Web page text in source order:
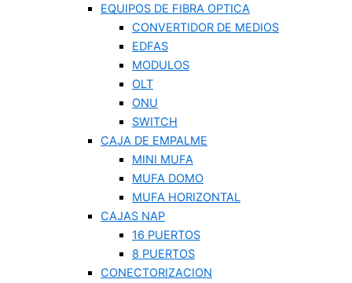
EQUIPOS DE FIBRA OPTICA
CONVERTIDOR DE MEDIOS
EDFAS
MODULOS
OLT
ONU
SWITCH
CAJA DE EMPALME
MINI MUFA
MUFA DOMO
MUFA HORIZONTAL
CAJAS NAP
16 PUERTOS
8 PUERTOS
CONECTORIZACION